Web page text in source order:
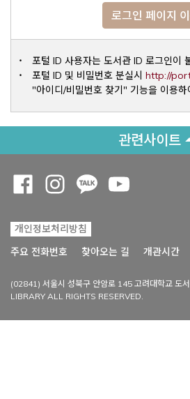
로그인 페이지
포털 ID 사용자는 도서관 ID 로그인이
포털 ID 및 비밀번호 분실시 http://
"아이디/비밀번호 찾기" 기능을 이용하
관련사이트
개인정보처리방침
주요 전화번호
찾아오는 길 개관시간
(02841) 서울시 성북구 안암로 145 고려대학교 도
LIBRARY ALL RIGHTS RESERVED.
Opens a new window
Opens a new window
Opens a new